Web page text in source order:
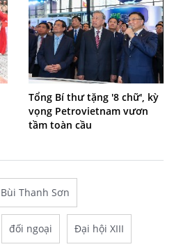
Tổng Bí thư tặng '8 chữ', kỳ
vọng Petrovietnam vươn
tầm toàn cầu
Bùi Thanh Sơn
đối ngoại Đại hội XIII